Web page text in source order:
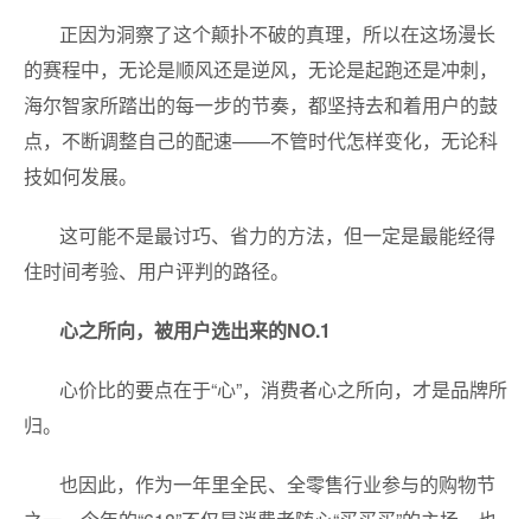
正因为洞察了这个颠扑不破的真理，所以在这场漫长
的赛程中，无论是顺风还是逆风，无论是起跑还是冲刺，
海尔智家所踏出的每一步的节奏，都坚持去和着用户的鼓
点，不断调整自己的配速——不管时代怎样变化，无论科
技如何发展。
这可能不是最讨巧、省力的方法，但一定是最能经得
住时间考验、用户评判的路径。
心之所向，被用户选出来的NO.1
心价比的要点在于“心”，消费者心之所向，才是品牌所
归。
也因此，作为一年里全民、全零售行业参与的购物节